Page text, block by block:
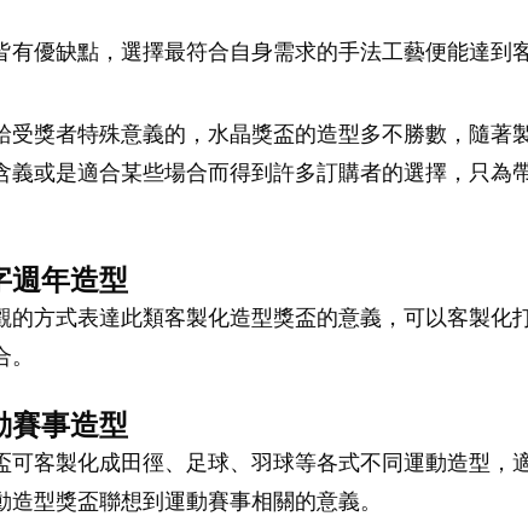
有優缺點，選擇最符合自身需求的手法工藝便能達到
受獎者特殊意義的，水晶獎盃的造型多不勝數，隨
義或是適合某些場合而得到許多訂購者的選擇，只
週年造型
的方式表達此類客製化造型獎盃的意義，可以客製
賽事造型
可客製化成田徑、足球、羽球等各式不同運動造型
型獎盃聯想到運動賽事相關的意義。